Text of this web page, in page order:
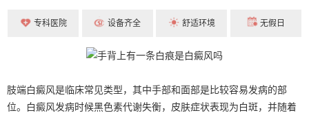
专科医院 设备齐全 舒适环境 无假日
肢端白癜风是临床常见类型，其中手部和面部是比较容易发病的部
位。白癜风发病时候黑色素代谢失衡，皮肤症状表现为白斑，并随着